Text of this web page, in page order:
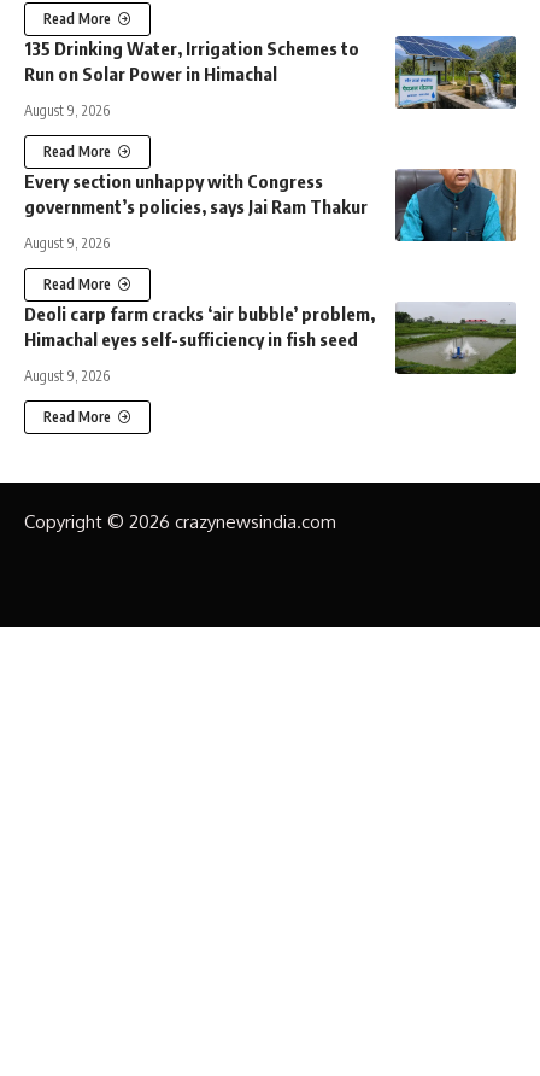
Read More
135 Drinking Water, Irrigation Schemes to
Run on Solar Power in Himachal
August 9, 2026
Read More
Every section unhappy with Congress
government’s policies, says Jai Ram Thakur
August 9, 2026
Read More
Deoli carp farm cracks ‘air bubble’ problem,
Himachal eyes self-sufficiency in fish seed
August 9, 2026
Read More
Copyright © 2026 crazynewsindia.com